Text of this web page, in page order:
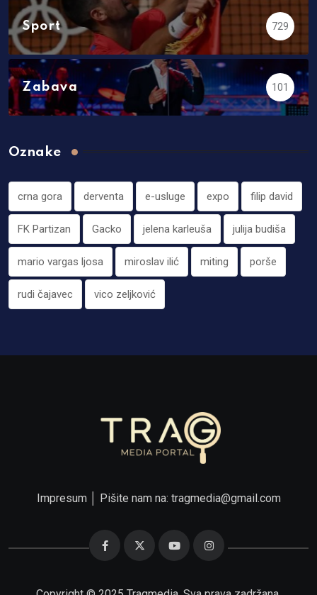
Sport 729
Zabava 101
Oznake
crna gora derventa e-usluge expo filip david
FK Partizan Gacko jelena karleuša julija budiša
mario vargas ljosa miroslav ilić miting porše
rudi čajavec vico zeljković
Impresum│ Pišite nam na: tragmedia@gmail.com